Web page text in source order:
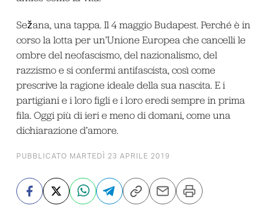
Sežana, una tappa. Il 4 maggio Budapest. Perché è in
corso la lotta per un’Unione Europea che cancelli le
ombre del neofascismo, del nazionalismo, del
razzismo e si confermi antifascista, così come
prescrive la ragione ideale della sua nascita. E i
partigiani e i loro figli e i loro eredi sempre in prima
fila. Oggi più di ieri e meno di domani, come una
dichiarazione d’amore.
PUBBLICATO MARTEDÌ 23 APRILE 2019